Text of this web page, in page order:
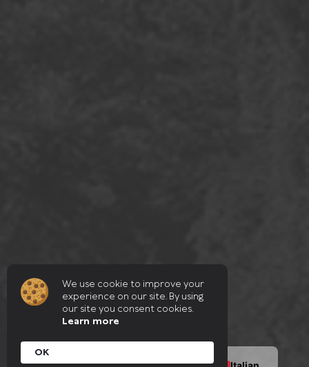
We use cookie to improve your
experience on our site. By using
our site you consent cookies.
Learn more
OK